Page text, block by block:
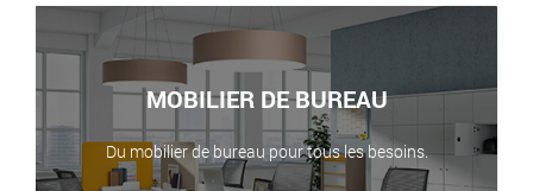
MOBILIER DE BUREAU
Du mobilier de bureau pour tous les besoins.